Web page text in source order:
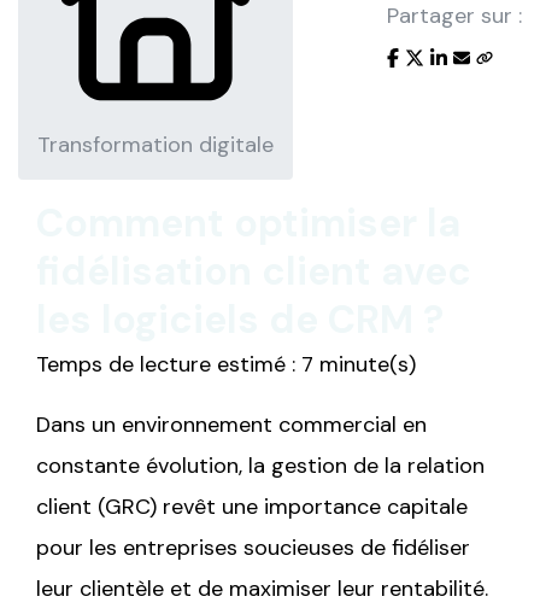
Transformation digitale
Partager sur :
Temps de lecture estimé : 7 minute(s)
Dans un environnement commercial en
constante évolution, la gestion de la relation
client (GRC) revêt une importance capitale
pour les entreprises soucieuses de fidéliser
leur clientèle et de maximiser leur rentabilité.